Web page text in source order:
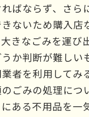
ばならず、さら
ないため購入店
きなごみを運び
か判断が難しい
者を利用してみ
ごみの処理につ
ある不用品を一